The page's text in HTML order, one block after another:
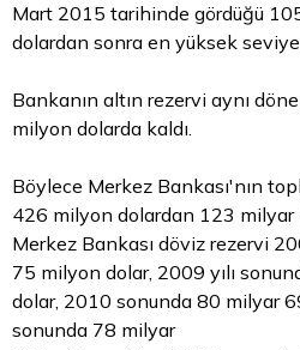
Mart 2015 tarihinde gördüğü
dolardan sonra en yüksek
Bankanın altın rezervi aynı
milyon dolarda kaldı.
Böylece Merkez Bankası'nın
426 milyon dolardan 123 milyar
Merkez Bankası döviz rezervi
75 milyon dolar, 2009 yılı
dolar, 2010 sonunda 80 milyar
sonunda 78 milyar